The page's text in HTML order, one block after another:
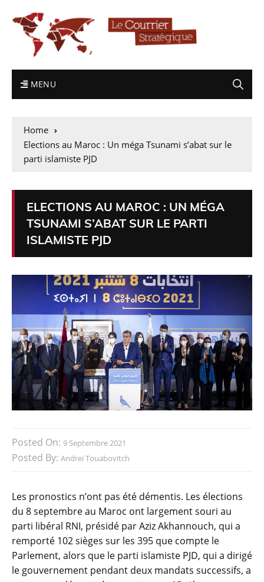
MENU
Home
Elections au Maroc : Un méga Tsunami s’abat sur le
parti islamiste PJD
ELECTIONS AU MAROC : UN MÉGA
TSUNAMI S’ABAT SUR LE PARTI
ISLAMISTE PJD
Posted On: 9 Septembre 2021
Posted By: Andreï Touabovitch
Les pronostics n’ont pas été démentis. Les élections
du 8 septembre au Maroc ont largement souri au
parti libéral RNI, présidé par Aziz Akhannouch, qui a
remporté 102 sièges sur les 395 que compte le
Parlement, alors que le parti islamiste PJD, qui a dirigé
le gouvernement pendant deux mandats successifs, a